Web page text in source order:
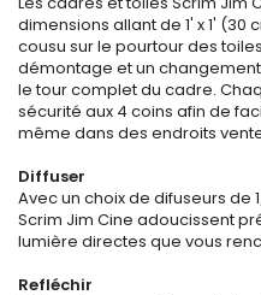
dimensions allant de 1' x 1' (30
cousu sur le pourtour des
démontage et un
le tour complet du cadre.
sécurité aux 4 coins afin de
même dans des endroits
Diffuser
Avec un choix de difuseurs de
Scrim Jim Cine adoucissent
lumière directes que vous
Refléchir